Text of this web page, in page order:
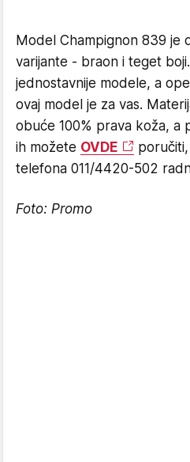
Model Champignon 839 je
varijante - braon i teget
jednostavnije modele, a
ovaj model je za vas.
obuće 100% prava koža, a
ih možete OVDE
telefona 011/4420-502
Foto: Promo